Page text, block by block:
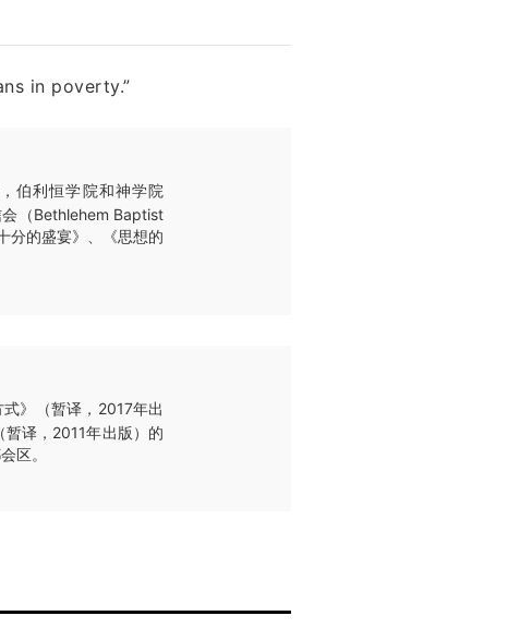
in poverty.”
伯利恒学院和神学院
会（Bethlehem Baptist
分的盛宴》、《思想的
》（暂译，2017年出
译，2011年出版）的
区。